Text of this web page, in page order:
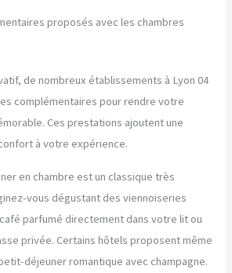
proposés avec les chambres
de nombreux établissements à Lyon 04
complémentaires pour rendre votre
Ces prestations ajoutent une
à votre expérience.
en chambre est un classique très
vous dégustant des viennoiseries
parfumé directement dans votre lit ou
privée. Certains hôtels proposent même
déjeuner romantique avec champagne.